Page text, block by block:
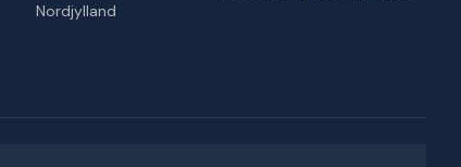
Nordjylland